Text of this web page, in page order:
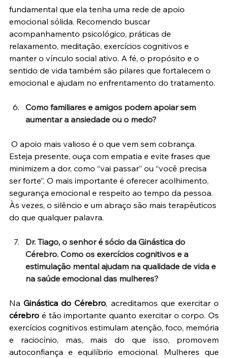
fundamental que ela tenha uma rede de apoio
emocional sólida. Recomendo buscar
acompanhamento psicológico, práticas de
relaxamento, meditação, exercícios cognitivos e
manter o vínculo social ativo. A fé, o propósito e o
sentido de vida também são pilares que fortalecem o
emocional e ajudam no enfrentamento do tratamento.
Como familiares e amigos podem apoiar sem
aumentar a ansiedade ou o medo?
O apoio mais valioso é o que vem sem cobrança.
Esteja presente, ouça com empatia e evite frases que
minimizem a dor, como “vai passar” ou “você precisa
ser forte”. O mais importante é oferecer acolhimento,
segurança emocional e respeito ao tempo da pessoa.
Às vezes, o silêncio e um abraço são mais terapêuticos
do que qualquer palavra.
Dr. Tiago, o senhor é sócio da Ginástica do
Cérebro. Como os exercícios cognitivos e a
estimulação mental ajudam na qualidade de vida e
na saúde emocional das mulheres?
Na Ginástica do Cérebro
cérebro é tão importante quanto exercitar o corpo. Os
exercícios cognitivos estimulam atenção, foco, memória
e raciocínio, mas, mais do que isso, promovem
autoconfiança e equilíbrio emocional. Mulheres que